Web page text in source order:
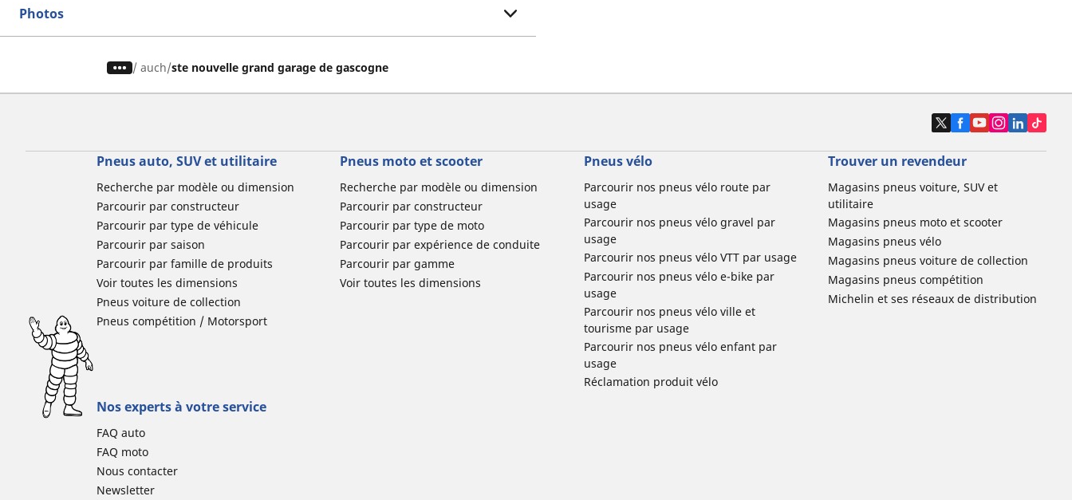
Photos
/ auch ste nouvelle grand garage de gascogne
Pneus auto, SUV et utilitaire
Recherche par modèle ou dimension
Parcourir par constructeur
Parcourir par type de véhicule
Parcourir par saison
Parcourir par famille de produits
Voir toutes les dimensions
Pneus voiture de collection
Pneus compétition / Motorsport
Pneus moto et scooter
Recherche par modèle ou dimension
Parcourir par constructeur
Parcourir par type de moto
Parcourir par expérience de conduite
Parcourir par gamme
Voir toutes les dimensions
Pneus vélo
Parcourir nos pneus vélo route par
usage
Parcourir nos pneus vélo gravel par
usage
Parcourir nos pneus vélo VTT par usage
Parcourir nos pneus vélo e-bike par
usage
Parcourir nos pneus vélo ville et
tourisme par usage
Parcourir nos pneus vélo enfant par
usage
Réclamation produit vélo
Trouver un revendeur
Magasins pneus voiture, SUV et
utilitaire
Magasins pneus moto et scooter
Magasins pneus vélo
Magasins pneus voiture de collection
Magasins pneus compétition
Michelin et ses réseaux de distribution
Nos experts à votre service
FAQ auto
FAQ moto
Nous contacter
Newsletter